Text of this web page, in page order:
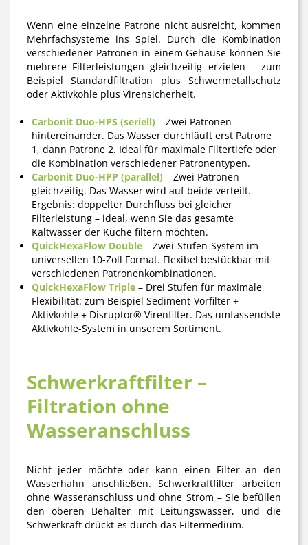
Wenn eine einzelne Patrone nicht ausreicht, kommen
Mehrfachsysteme ins Spiel. Durch die Kombination
verschiedener Patronen in einem Gehäuse können Sie
mehrere Filterleistungen gleichzeitig erzielen – zum
Beispiel Standardfiltration plus Schwermetallschutz
oder Aktivkohle plus Virensicherheit.
Carbonit Duo-HPS (seriell) – Zwei Patronen
hintereinander. Das Wasser durchläuft erst Patrone
1, dann Patrone 2. Ideal für maximale Filtertiefe oder
die Kombination verschiedener Patronentypen.
Carbonit Duo-HPP (parallel) – Zwei Patronen
gleichzeitig. Das Wasser wird auf beide verteilt.
Ergebnis: doppelter Durchfluss bei gleicher
Filterleistung – ideal, wenn Sie das gesamte
Kaltwasser der Küche filtern möchten.
QuickHexaFlow Double – Zwei-Stufen-System im
universellen 10-Zoll Format. Flexibel bestückbar mit
verschiedenen Patronenkombinationen.
QuickHexaFlow Triple – Drei Stufen für maximale
Flexibilität: zum Beispiel Sediment-Vorfilter +
Aktivkohle + Disruptor® Virenfilter. Das umfassendste
Aktivkohle-System in unserem Sortiment.
Schwerkraftfilter –
Filtration ohne
Wasseranschluss
Nicht jeder möchte oder kann einen Filter an den
Wasserhahn anschließen. Schwerkraftfilter arbeiten
ohne Wasseranschluss und ohne Strom – Sie befüllen
den oberen Behälter mit Leitungswasser, und die
Schwerkraft drückt es durch das Filtermedium.